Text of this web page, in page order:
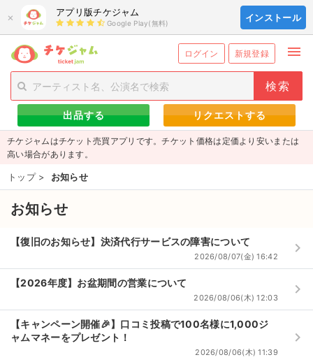
× アプリ版チケジャム
Google Play(無料) インストール
ログイン 新規登録 menu
person_add 新規会員登録 exit_to_app ログイン
チケットを探す
新着チケット
値下げしたチケット
都道府県からチケットを探す
もうすぐ開催のチケット
チケットのリクエスト一覧
取扱チケット
ライブ・コンサート（国内）
ライブ・コンサート（海外）
出品する リクエストする
チケジャムはチケット売買アプリです。チケット価格は定価より安いまたは
高い場合があります。
トップ > お知らせ
お知らせ
【復旧のお知らせ】決済代行サービスの障害について
2026/08/07(金) 16:42 keyboard_arrow_right
【2026年度】お盆期間の営業について
2026/08/06(木) 12:03 keyboard_arrow_right
【キャンペーン開催🎉】口コミ投稿で100名様に1,000ジ
ャムマネーをプレゼント！
2026/08/06(木) 11:39
keyboard_arrow_right